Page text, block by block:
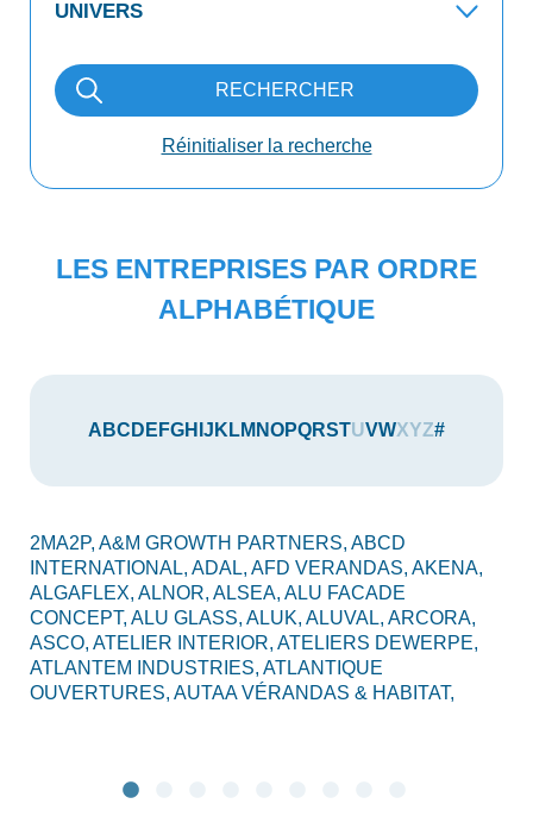
RECHERCHER
Réinitialiser la recherche
LES ENTREPRISES PAR ORDRE
ALPHABÉTIQUE
A BC D E FGH J K LM NOPQRSTUVWXYZ#
2MA2P, A&M GROWTH PARTNERS, ABCD
INTERNATIONAL, ADAL, AFD VERANDAS, AKENA,
ALGAFLEX, ALNOR, ALSEA, ALU FACADE
CONCEPT, ALU GLASS, ALUK, ALUVAL, ARCORA,
ASCO, ATELIER INTERIOR, ATELIERS DEWERPE,
ATLANTEM INDUSTRIES, ATLANTIQUE
OUVERTURES, AUTAA VÉRANDAS & HABITAT,